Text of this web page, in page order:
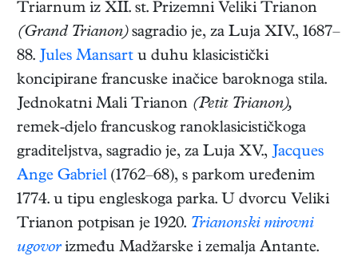
Triarnum iz XII. st. Prizemni Veliki Trianon
(Grand Trianon)sagradio je, za Luja XIV., 1687–
88. Jules Mansart u duhu klasicistički
koncipirane francuske inačice baroknoga stila.
Jednokatni Mali Trianon (Petit Trianon),
remek-djelo francuskog ranoklasicističkoga
graditeljstva, sagradio je, za Luja XV., Jacques
Ange Gabriel (1762–68), s parkom uređenim
1774. u tipu engleskoga parka. U dvorcu Veliki
Trianon potpisan je 1920. Trianonski mirovni
ugovorizmeđu Madžarske i zemalja Antante.